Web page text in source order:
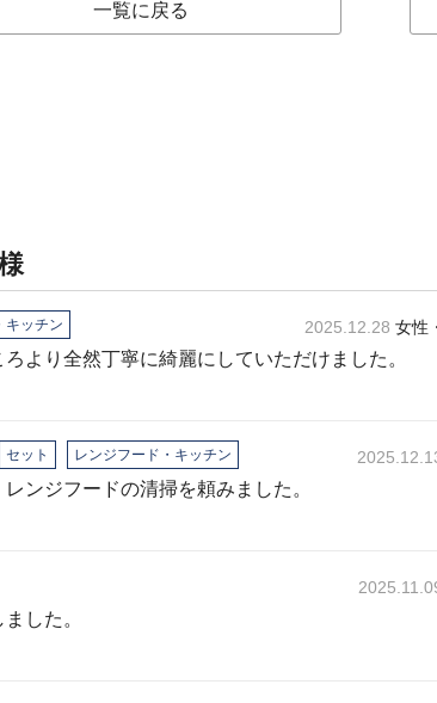
一覧に戻る
キッチン 2025.12.28 女性
より全然丁寧に綺麗にしていただけました。
セット レンジフード・キッチン
ンジフードの清掃を頼みました。
した。